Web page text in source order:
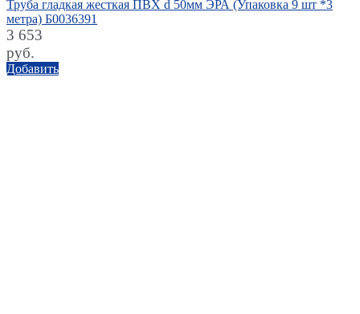
Труба гладкая жесткая ПВХ d 50мм ЭРА (Упаковка 9 шт *3
метра) Б0036391
3 653
руб.
Добавить